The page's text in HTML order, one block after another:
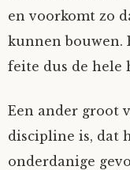
en voorkomt zo
kunnen bouwen.
feite dus de hele
Een ander groot
discipline is, dat
onderdanige